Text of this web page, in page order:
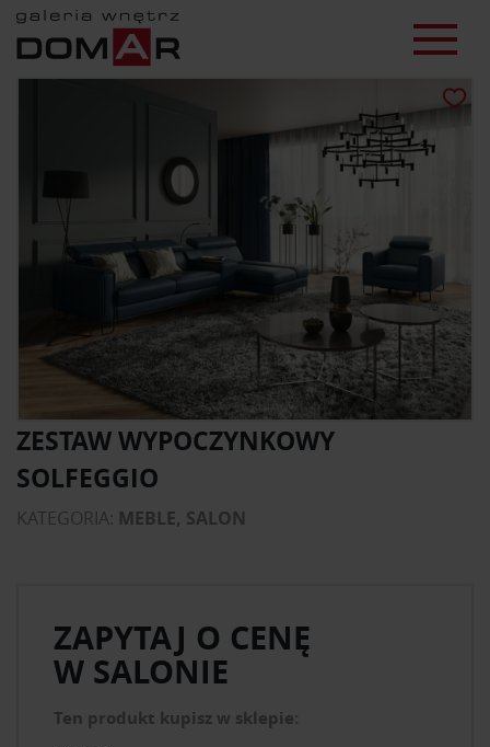
ZESTAW WYPOCZYNKOWY
SOLFEGGIO
KATEGORIA: MEBLE, SALON
ZAPYTAJ O CENĘ
W SALONIE
Ten produkt kupisz w sklepie: